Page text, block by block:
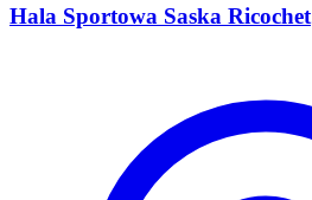
Hala Sportowa Saska Ricochet